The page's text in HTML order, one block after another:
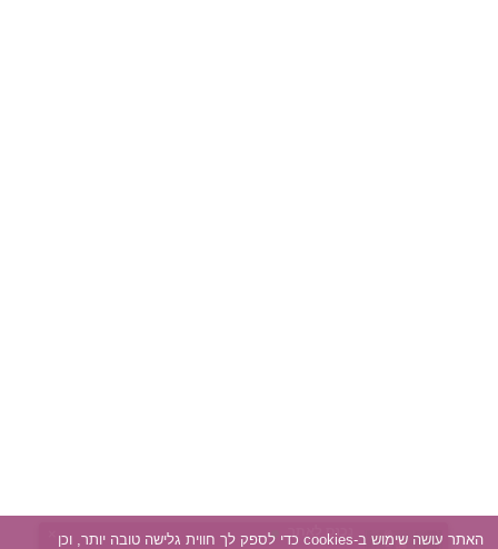
האתר עושה שימוש ב-cookies כדי לספק לך חווית גלישה טובה יותר, וכן
נכנס לאתר